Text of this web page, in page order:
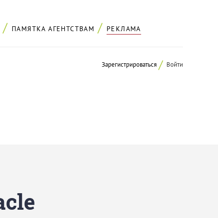
ПАМЯТКА АГЕНТСТВАМ РЕКЛАМА
Зарегистрироваться Войти